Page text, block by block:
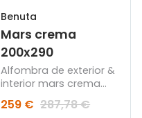
Benuta
Mars crema
200x290
Alfombra de exterior &
interior mars crema
200x290
259 € 287,78 €